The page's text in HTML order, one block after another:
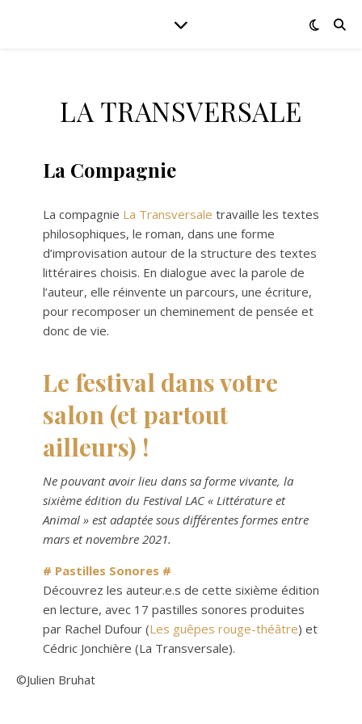
LA TRANSVERSALE
La Compagnie
La compagnie La Transversale travaille les textes
philosophiques, le roman, dans une forme
d’improvisation autour de la structure des textes
littéraires choisis. En dialogue avec la parole de
l’auteur, elle réinvente un parcours, une écriture,
pour recomposer un cheminement de pensée et
donc de vie.
Le festival dans votre
salon (et partout
ailleurs) !
Ne pouvant avoir lieu dans sa forme vivante, la
sixième édition du Festival LAC « Littérature et
Animal » est adaptée sous différentes formes entre
mars et novembre 2021.
# Pastilles Sonores #
Découvrez les auteur.e.s de cette sixième édition
en lecture, avec 17 pastilles sonores produites
par Rachel Dufour (Les guêpes rouge-théâtre) et
Cédric Jonchière (La Transversale).
©Julien Bruhat